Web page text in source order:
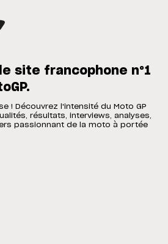
site francophone n°1
! Découvrez l'intensité du Moto GP
résultats, interviews, analyses,
passionnant de la moto à portée